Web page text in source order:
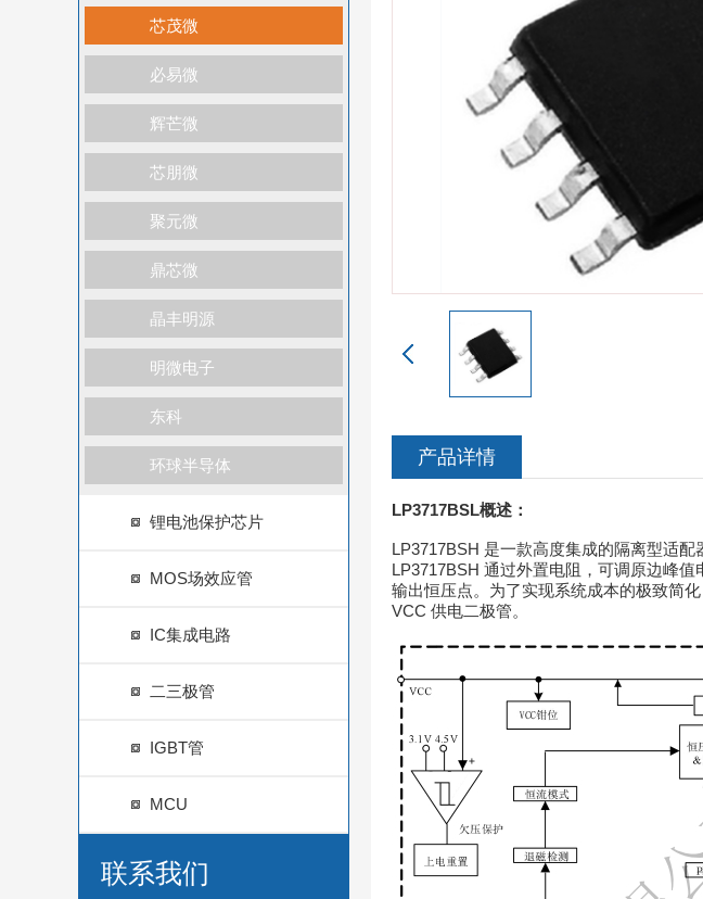
芯茂微
必易微
辉芒微
芯朋微
聚元微
鼎芯微
晶丰明源
明微电子
东科
环球半导体
锂电池保护芯片
MOS场效应管
IC集成电路
二三极管
IGBT管
MCU
联系我们
产品详情
LP3717BSL概述：
LP3717BSH 是一款高度集成的隔离型适
LP3717BSH 通过外置电阻，可调原边峰
输出恒压点。为了实现系统成本的极致简
VCC 供电二极管。